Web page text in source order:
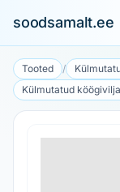
soodsamalt.ee
Tooted /
Külmutatud